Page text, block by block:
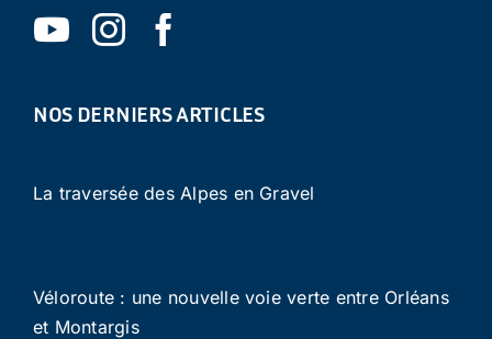
NOS DERNIERS ARTICLES
La traversée des Alpes en Gravel
Véloroute : une nouvelle voie verte entre Orléans
et Montargis